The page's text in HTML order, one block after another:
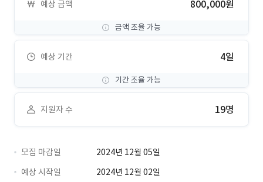
예상 금액 800,000원
금액 조율 가능
예상 기간 4일
기간 조율 가능
지원자 수 19명
모집 마감일
2024년 12월 05일
예상 시작일
2024년 12월 02일